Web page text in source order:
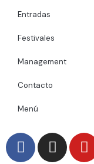
Entradas
Festivales
Management
Contacto
Menú